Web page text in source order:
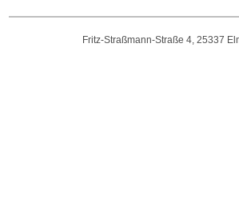
Fritz-Straßmann-Straße 4, 25337